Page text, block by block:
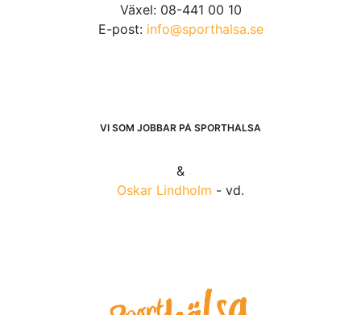
Växel: 08-441 00 10
E-post: info@sporthalsa.se
VI SOM JOBBAR PÅ SPORTHÄLSA
&
Oskar Lindholm - vd.